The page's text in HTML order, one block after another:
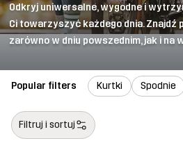
Odkryj uniwersalne, wygodne i
Ci towarzyszyć każdego dnia.
zarówno w dniu powszednim, jak i na
Popular filters Kurtki Spodnie
Filtruj i sortuj